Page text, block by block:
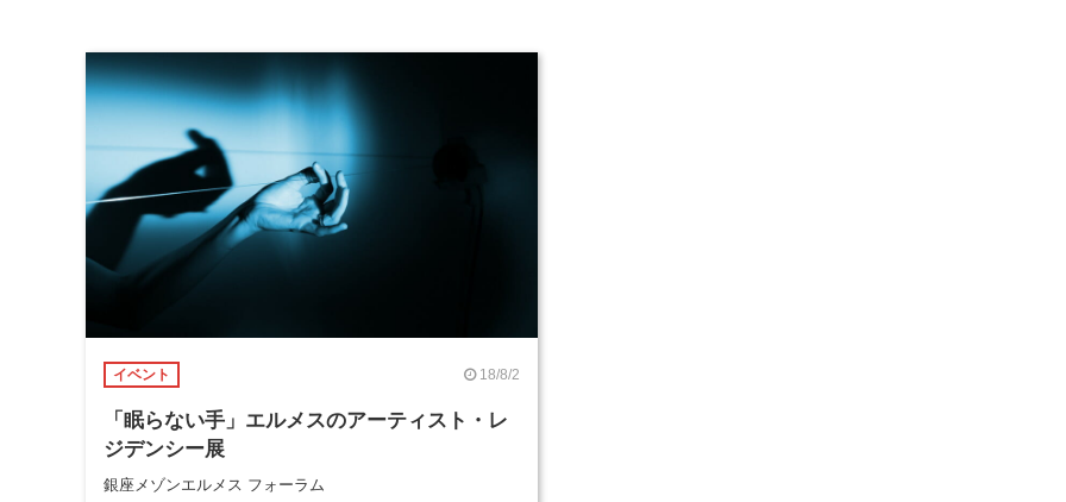
イベント 18/8/2
「眠らない手」エルメスのアーティスト・レ
ジデンシー展
銀座メゾンエルメス フォーラム